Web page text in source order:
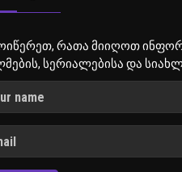
რათა მიიღოთ
სერიალებისა და